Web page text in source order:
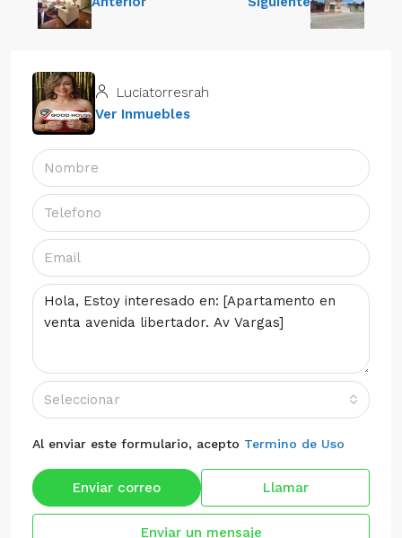
Luciatorresrah
Ver Inmuebles
Seleccionar
Al enviar este formulario, acepto Termino de Uso
Enviar correo Llamar
Enviar un mensaje